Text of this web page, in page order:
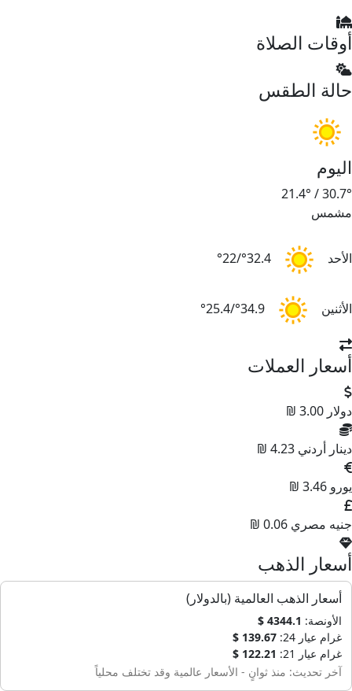
أوقات الصلاة
حالة الطقس
اليوم
30.7°
/
21.4°
مشمس
الأحد 32.4°/22°
الأثنين 34.9°/25.4°
أسعار العملات
دولار 3.00 ₪
دينار أردني 4.23 ₪
يورو 3.46 ₪
جنيه مصري 0.06 ₪
أسعار الذهب
أسعار الذهب العالمية (بالدولار)
الأونصة: 4344.1 $
غرام عيار 24:
139.67 $
غرام عيار 21:
122.21 $
آخر تحديث: منذ ثوانٍ - الأسعار عالمية وقد تختلف محلياً